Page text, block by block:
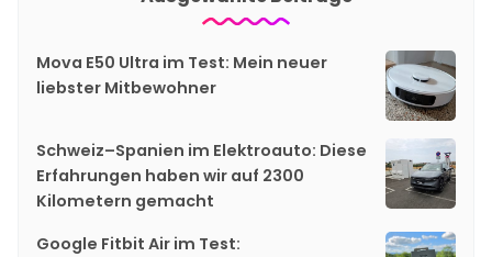
Mova E50 Ultra im Test: Mein neuer
liebster Mitbewohner
Schweiz–Spanien im Elektroauto: Diese
Erfahrungen haben wir auf 2300
Kilometern gemacht
Google Fitbit Air im Test: